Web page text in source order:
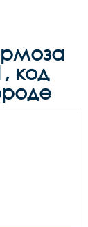
код